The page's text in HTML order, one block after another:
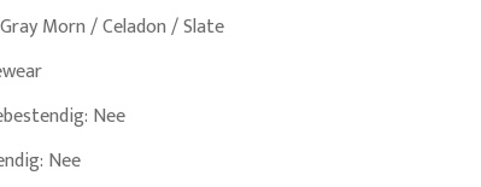
Morn / Celadon / Slate
Nee
Nee